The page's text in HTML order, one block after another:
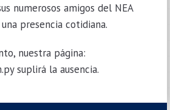
numerosos amigos del NEA
presencia cotidiana.
nuestra página:
suplirá la ausencia.